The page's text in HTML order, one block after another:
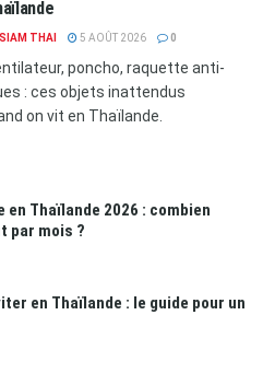
SIAM THAI 5 AOÛT 2026 0
poncho, raquette anti-
: ces objets inattendus
on vit en Thaïlande.
Thaïlande 2026 : combien
par mois ?
en Thaïlande : le guide pour un